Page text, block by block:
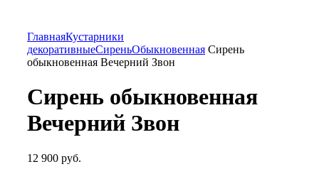
ГлавнаяКустарники
декоративныеСиреньОбыкновенная Сирень
обыкновенная Вечерний Звон
Сирень обыкновенная
Вечерний Звон
12 900 руб.